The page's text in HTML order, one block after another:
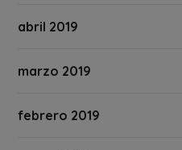
abril 2019
marzo 2019
febrero 2019